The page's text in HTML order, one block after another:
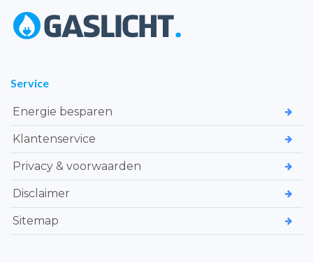
Service
Energie besparen
Klantenservice
Privacy & voorwaarden
Disclaimer
Sitemap